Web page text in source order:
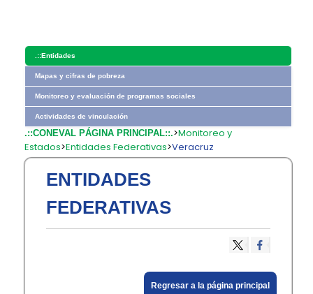
.::Entidades
Mapas y cifras de pobreza
Monitoreo y evaluación de programas sociales
Actividades de vinculación
.::CONEVAL PÁGINA PRINCIPAL::.>Monitoreo y
Estados>Entidades Federativas>Veracruz
ENTIDADES
FEDERATIVAS
​Regresar a la página principal